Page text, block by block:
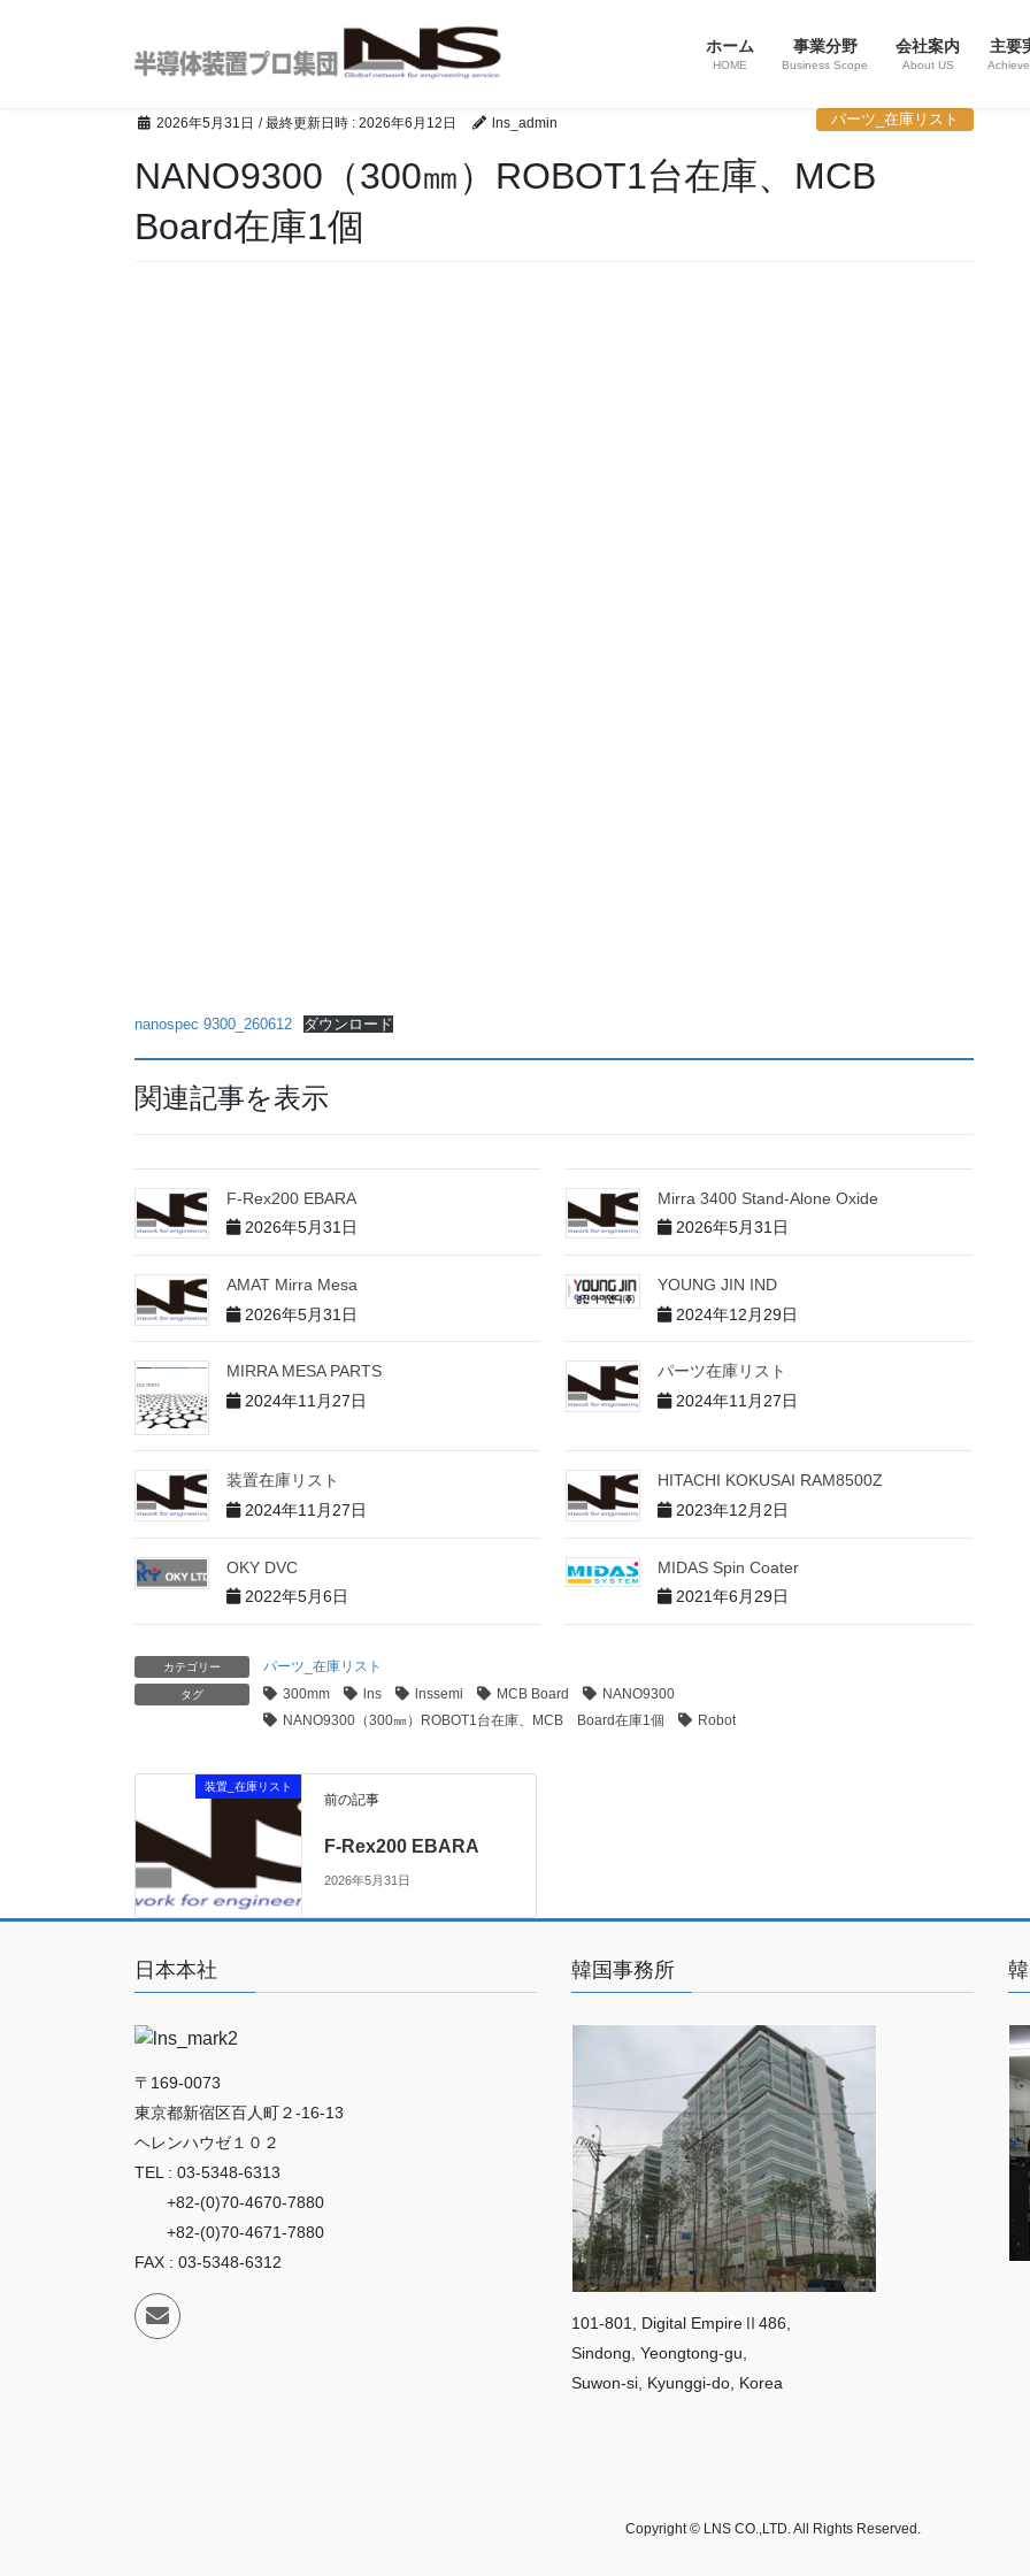
ホーム
HOME
事業分野
Business Scope
会社案内
About US
主要
2026年5月31日 / 最終更新日時 : 2026年6月12日 lns_admin パーツ_在庫リスト
NANO9300（300㎜）ROBOT1台在庫、MCB
Board在庫1個
nanospec 9300_260612 ダウンロード
関連記事を表示
F-Rex200 EBARA
2026年5月31日
Mirra 3400 Stand-Alone Oxide
2026年5月31日
AMAT Mirra Mesa
2026年5月31日
YOUNG JIN IND
2024年12月29日
MIRRA MESA PARTS
2024年11月27日
パーツ在庫リスト
2024年11月27日
装置在庫リスト
2024年11月27日
HITACHI KOKUSAI RAM8500Z
2023年12月2日
OKY DVC
2022年5月6日
MIDAS Spin Coater
2021年6月29日
カテゴリー パーツ_在庫リスト
タグ 300mm lns lnssemi MCB Board
NANO9300
NANO9300（300㎜）ROBOT1台在庫、MCB Board在庫1個
Robot
装置_在庫リスト
前の記事
F-Rex200 EBARA
2026年5月31日
日本本社
〒169-0073
東京都新宿区百人町２-16-13
ヘレンハウゼ１０２
TEL : 03-5348-6313
+82-(0)70-4670-7880
+82-(0)70-4671-7880
FAX : 03-5348-6312
韓国事務所
101-801, Digital EmpireⅡ486,
Sindong, Yeongtong-gu,
Suwon-si, Kyunggi-do, Korea
Copyright © LNS CO.,LTD. All Rights Reserved.